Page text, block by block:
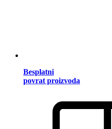
Besplatni
povrat proizvoda